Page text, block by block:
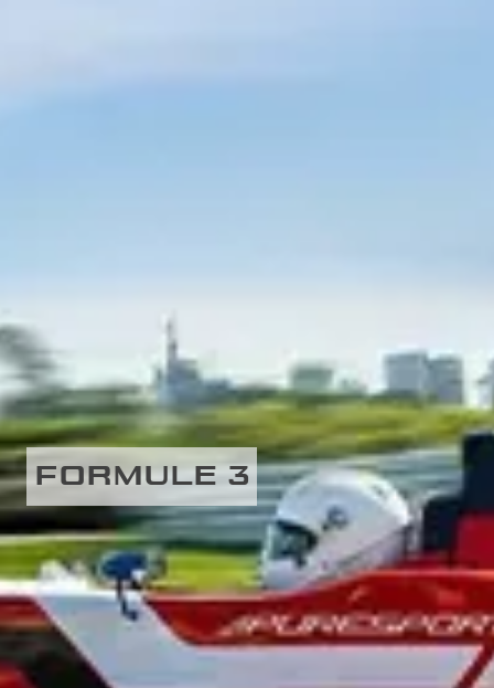
FORMULE 3